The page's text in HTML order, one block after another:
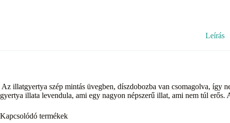
Leírás
Az illatgyertya szép mintás üvegben, díszdobozba van csomagolva, így
gyertya illata levendula, ami egy nagyon népszerű illat, ami nem túl erős.
Kapcsolódó termékek